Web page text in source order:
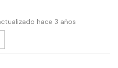
hace 3 años